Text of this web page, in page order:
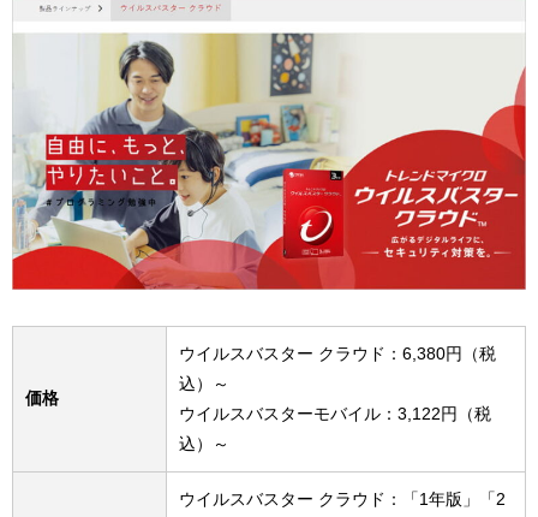
価格
ウイルスバスター クラウド：6,380円（税
込）～
ウイルスバスターモバイル：3,122円（税
込）～
ウイルスバスター クラウド：「1年版」「2